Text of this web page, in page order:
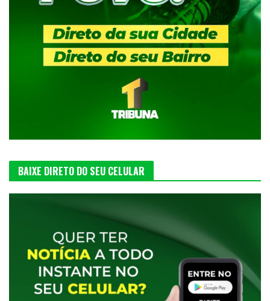
BAIXE DIRETO DO SEU CELULAR